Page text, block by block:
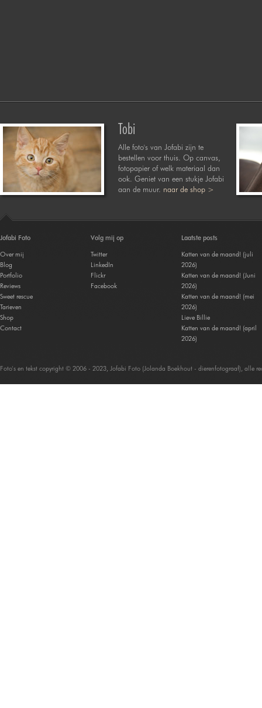
Tobi
Alle foto's van Jofabi zijn te
bestellen voor thuis. Op canvas,
fotopapier of welk materiaal dan
ook. Geniet van een stukje Jofabi
aan de muur. naar de shop >
Jofabi Foto
Over mij
Blog
Portfolio
Reviews
Sweet rescue
Tarieven
Shop
Contact
Volg mij op
Twitter
LinkedIn
Flickr
Facebook
Laatste posts
Katten van de maand! (juli
2026)
Katten van de maand! (Juni
2026)
Katten van de maand! (mei
2026)
Lieve Billie
Katten van de maand! (april
2026)
Foto's en tekst copyright © 2006 - 2023, Jofabi Foto (Jolanda Boekhout - dierenfotograaf), alle